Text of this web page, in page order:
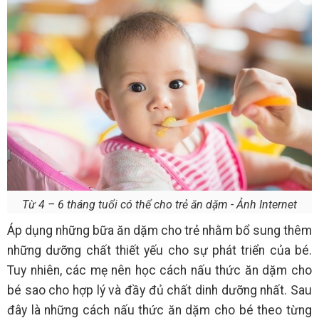
Từ 4 – 6 tháng tuổi có thể cho trẻ ăn dặm - Ảnh Internet
Áp dụng những bữa ăn dặm cho trẻ nhằm bổ sung thêm
những dưỡng chất thiết yếu cho sự phát triển của bé.
Tuy nhiên, các mẹ nên học cách nấu thức ăn dặm cho
bé sao cho hợp lý và đầy đủ chất dinh dưỡng nhất. Sau
đây là những cách nấu thức ăn dặm cho bé theo từng